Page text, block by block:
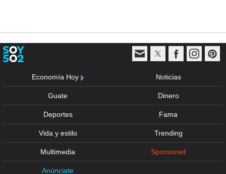
Economía Hoy Noticias
Guate Dinero
Deportes Fama
Vida y estilo Trending
Multimedia Sponsored
Anúnciate